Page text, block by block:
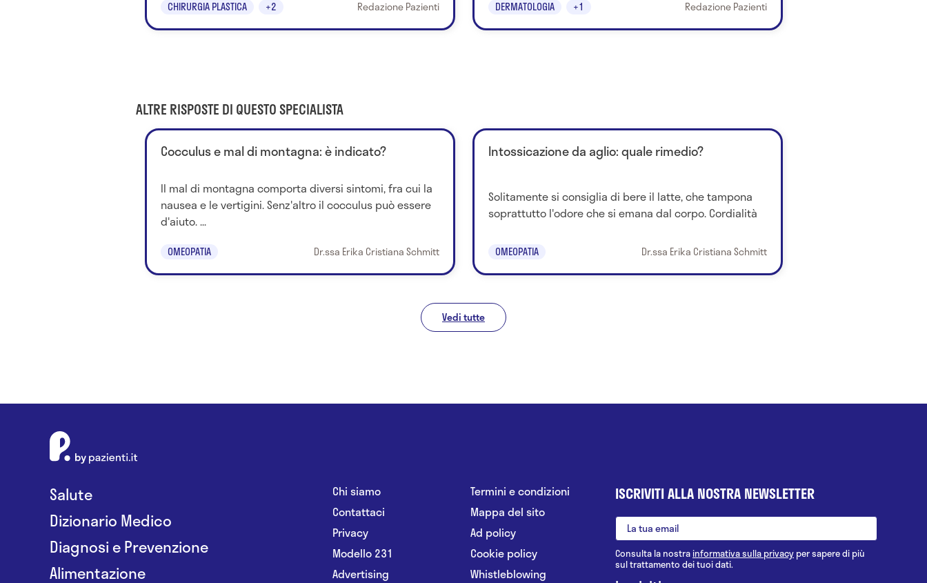
CHIRURGIA PLASTICA +2 Redazione Pazienti DERMATOLOGIA +1 Redazione Pazienti
ALTRE RISPOSTE DI QUESTO SPECIALISTA
Cocculus e mal di montagna: è indicato?
Il mal di montagna comporta diversi sintomi, fra cui la
nausea e le vertigini. Senz'altro il cocculus può essere
d'aiuto. ...
OMEOPATIA Dr.ssa Erika Cristiana Schmitt
Intossicazione da aglio: quale rimedio?
Solitamente si consiglia di bere il latte, che tampona
soprattutto l'odore che si emana dal corpo. Cordialità
OMEOPATIA Dr.ssa Erika Cristiana Schmitt
Vedi tutte
Salute
Dizionario Medico
Diagnosi e Prevenzione
Alimentazione
Chi siamo
Contattaci
Privacy
Modello 231
Advertising
Termini e condizioni
Mappa del sito
Ad policy
Cookie policy
Whistleblowing
ISCRIVITI ALLA NOSTRA NEWSLETTER
Consulta la nostrainformativa sulla privacy per sapere di più
sul trattamento dei tuoi dati.